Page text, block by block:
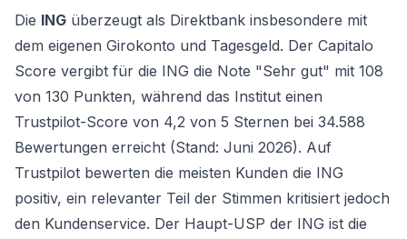
Die ING überzeugt als Direktbank insbesondere mit
dem eigenen Girokonto und Tagesgeld. Der Capitalo
Score vergibt für die ING die Note "Sehr gut" mit 108
von 130 Punkten, während das Institut einen
Trustpilot-Score von 4,2 von 5 Sternen bei 34.588
Bewertungen erreicht (Stand: Juni 2026). Auf
Trustpilot bewerten die meisten Kunden die ING
positiv, ein relevanter Teil der Stimmen kritisiert jedoch
den Kundenservice. Der Haupt-USP der ING ist die